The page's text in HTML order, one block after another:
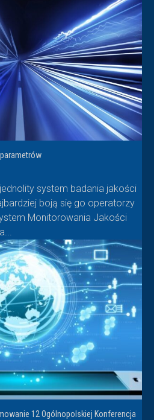
system badania jakości
boją się go operatorzy
Monitorowania Jakości
12 Ogólnopolskiej Konferencja